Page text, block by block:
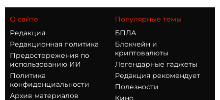
О сайте
Редакция
Редакционная политика
Предостережения по
использованию ИИ
Политика
конфиденциальности
Архив материалов
Популярные темы
БПЛА
Блокчейн и
криптовалюты
Легендарные гаджеты
Редакция рекомендует
Полезности
Кино